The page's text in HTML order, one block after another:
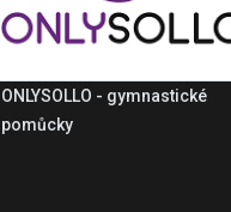
ONLYSOLLO - gymnastické
pomůcky